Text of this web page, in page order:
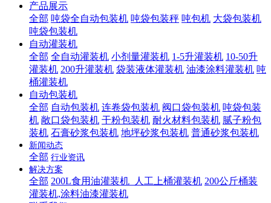
产品展示
全部 吨袋全自动包装机 吨袋包装秤 吨包机 大袋包装机
吨袋包装机
自动灌装机
全部 全自动灌装机 小剂量灌装机 1-5升灌装机 10-50升
灌装机 200升灌装机 袋装液体灌装机 油漆涂料灌装机 吨
桶灌装机
自动包装机
全部 自动包装机 连卷袋包装机 阀口袋包装机 吨袋包装
机 敞口袋包装机 干粉包装机 耐火材料包装机 腻子粉包
装机 石膏砂浆包装机 地坪砂浆包装机 普通砂浆包装机
新闻动态
全部 行业资讯
解决方案
全部 200L食用油灌装机_人工上桶灌装机 200公斤桶装
灌装机,涂料油漆灌装机